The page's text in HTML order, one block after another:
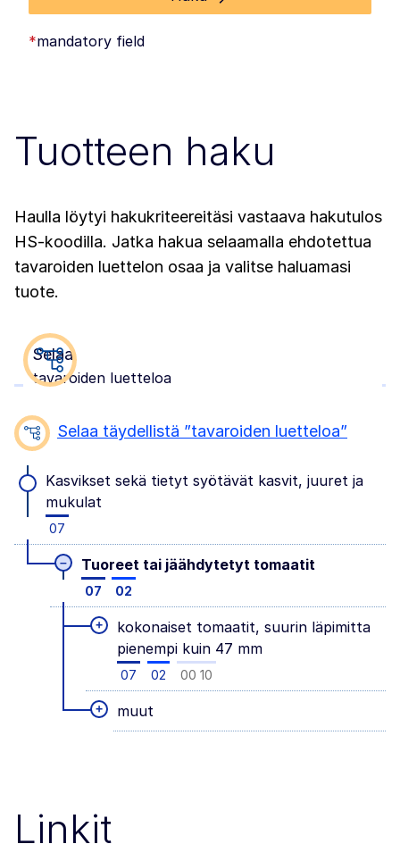
*mandatory field
Tuotteen haku
Haulla löytyi hakukriteereitäsi vastaava hakutulos
HS-koodilla. Jatka hakua selaamalla ehdotettua
tavaroiden luettelon osaa ja valitse haluamasi
tuote.
Selaa
tavaroiden luetteloa
Selaa täydellistä ”tavaroiden luetteloa”
Kasvikset sekä tietyt syötävät kasvit, juuret ja
mukulat
07
– Tuoreet tai jäähdytetyt tomaatit
07 02
+
kokonaiset tomaatit, suurin läpimitta
pienempi kuin 47 mm
07 02 00 10
+ muut
Linkit